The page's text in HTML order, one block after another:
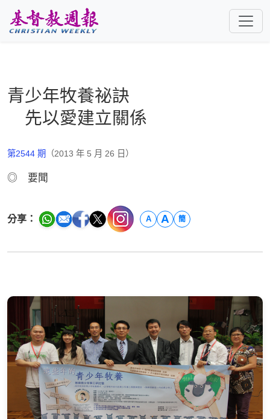
青少年牧養祕訣
先以愛建立關係
第2544 期 （2013 年 5 月 26 日）
◎ 要聞
分享： A A 簡